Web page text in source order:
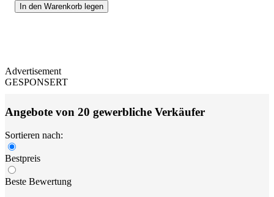
In den Warenkorb legen
Advertisement
GESPONSERT
Angebote von 20 gewerbliche Verkäufer
Sortieren nach:
Bestpreis
Beste Bewertung